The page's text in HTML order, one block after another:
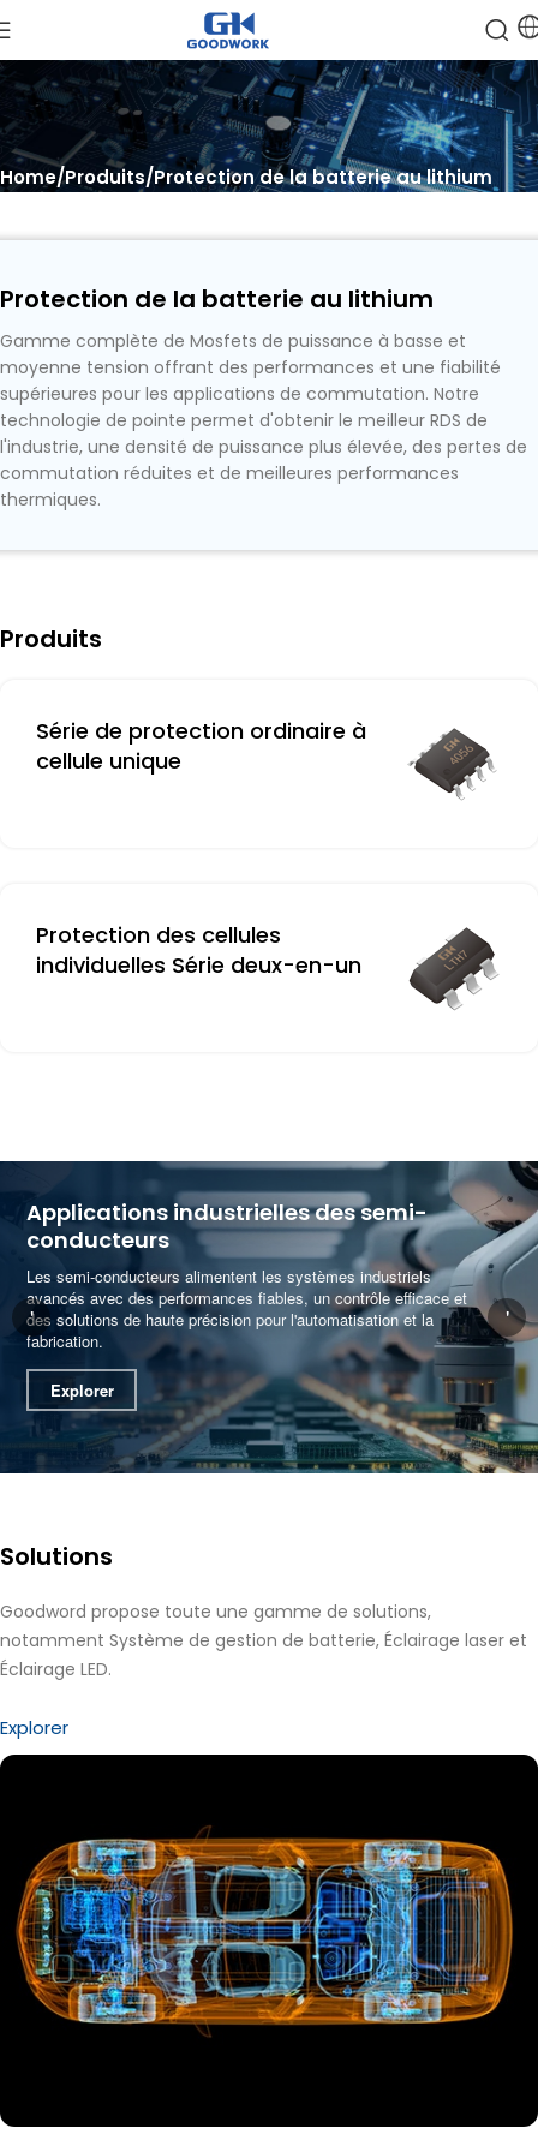
Home Produits Protection de la batterie au lithium
Protection de la batterie au lithium
Gamme complète de Mosfets de puissance à basse et
moyenne tension offrant des performances et une fiabilité
supérieures pour les applications de commutation. Notre
technologie de pointe permet d'obtenir le meilleur RDS de
l'industrie, une densité de puissance plus élevée, des pertes de
commutation réduites et de meilleures performances
thermiques.
Produits
Série de protection ordinaire à
cellule unique
Protection des cellules
individuelles Série deux-en-un
Applications industrielles des semi-
conducteurs
Les semi-conducteurs alimentent les systèmes industriels
avancés avec des performances fiables, un contrôle efficace et
des solutions de haute précision pour l'automatisation et la
fabrication.
Explorer
' '
Solutions
Goodword propose toute une gamme de solutions,
notamment Système de gestion de batterie, Éclairage laser et
Éclairage LED.
Explorer